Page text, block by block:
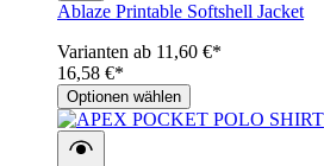
Ablaze Printable Softshell Jacket
Varianten ab 11,60 €*
16,58 €*
Optionen wählen